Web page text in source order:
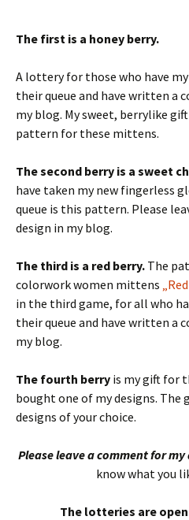
The first is a honey berry.
A lottery for those who have my
their queue and have written a
my blog. My sweet, berrylike
pattern for these mittens.
The second berry is a sweet
have taken my new fingerless
queue is this pattern. Please
design in my blog.
The third is a red berry. The
colorwork women mittens
in the third game, for all who
their queue and have written a
my blog.
The fourth berry is my gift for
bought one of my designs.
designs of your choice.
Please leave a comment for
know what you
The lotteries are